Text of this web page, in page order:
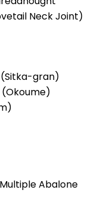
Neck Joint)
gran)
Abalone